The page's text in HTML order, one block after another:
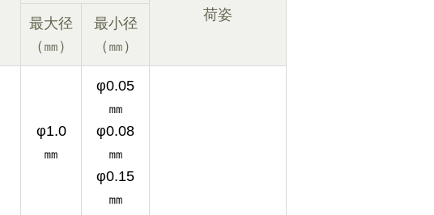
荷姿
最大径
（㎜）
最小径
（㎜）
φ1.0
㎜
φ0.05
㎜
φ0.08
㎜
φ0.15
㎜